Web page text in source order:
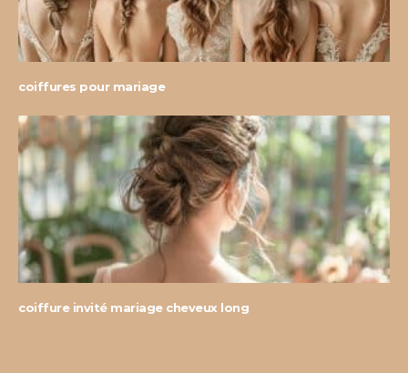
coiffures pour mariage
coiffure invité mariage cheveux long